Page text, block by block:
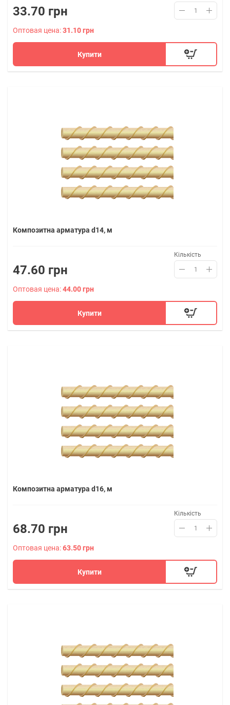
33.70 грн
Оптовая цена:31.10 грн
Купити
Композитна арматура d14, м
47.60 грн
Кількість
Оптовая цена:44.00 грн
Купити
Композитна арматура d16, м
68.70 грн
Кількість
Оптовая цена:63.50 грн
Купити